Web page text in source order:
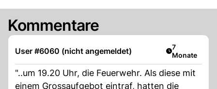
Kommentare
User #6060 (nicht angemeldet) Artikel
7
Monate
"..um 19.20 Uhr, die Feuerwehr. Als diese mit
einem Grossaufgebot eintraf, hatten die